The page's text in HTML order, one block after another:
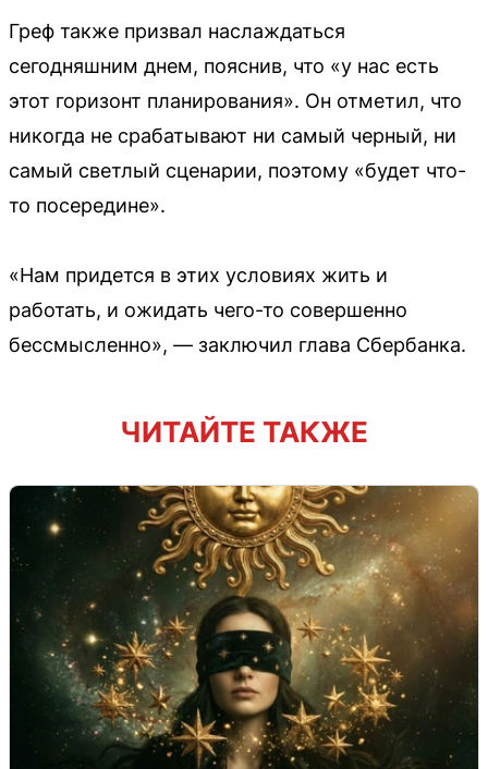
Греф также призвал наслаждаться
сегодняшним днем, пояснив, что «у нас есть
этот горизонт планирования». Он отметил, что
никогда не срабатывают ни самый черный, ни
самый светлый сценарии, поэтому «будет что-
то посередине».
«Нам придется в этих условиях жить и
работать, и ожидать чего-то совершенно
бессмысленно», — заключил глава Сбербанка.
ЧИТАЙТЕ ТАКЖЕ